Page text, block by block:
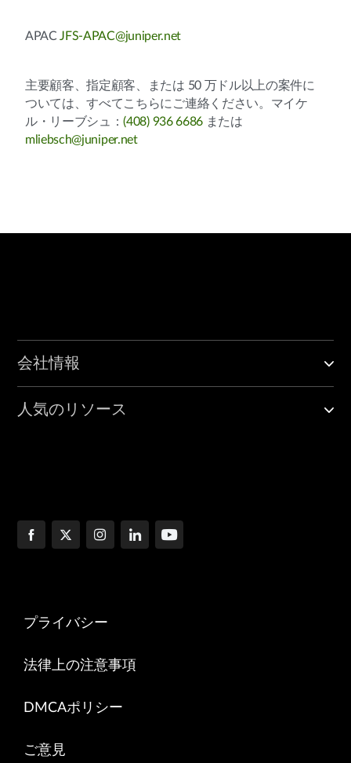
APACJFS-APAC@juniper.net
主要顧客、指定顧客、または 50 万ドル以上の案件に
ついては、すべてこちらにご連絡ください。マイケ
ル・リーブシュ：(408) 936 6686または
mliebsch@juniper.net
会社情報
人気のリソース
プライバシー
法律上の注意事項
DMCAポリシー
ご意見